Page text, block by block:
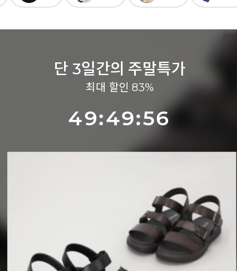
단 3일간의 주말특가
최대 할인 83%
49:49:54